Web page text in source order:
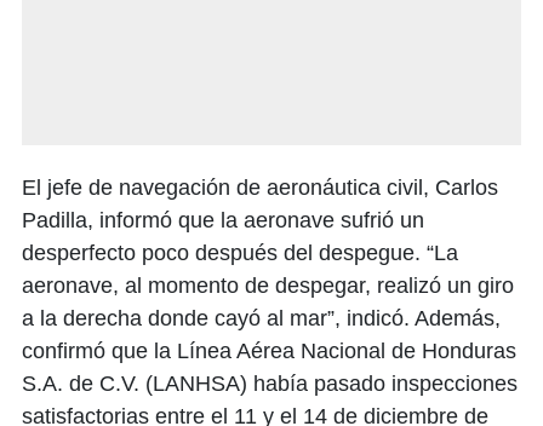
El jefe de navegación de aeronáutica civil, Carlos
Padilla, informó que la aeronave sufrió un
desperfecto poco después del despegue. “La
aeronave, al momento de despegar, realizó un giro
a la derecha donde cayó al mar”, indicó. Además,
confirmó que la Línea Aérea Nacional de Honduras
S.A. de C.V. (LANHSA) había pasado inspecciones
satisfactorias entre el 11 y el 14 de diciembre de